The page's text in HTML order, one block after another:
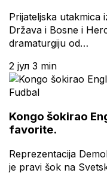
Prijateljska utakmica
Država i Bosne i
dramaturgiju od…
2 јул 3 min
Fudbal
Kongo šokirao
favorite.
Reprezentacija
je pravi šok na